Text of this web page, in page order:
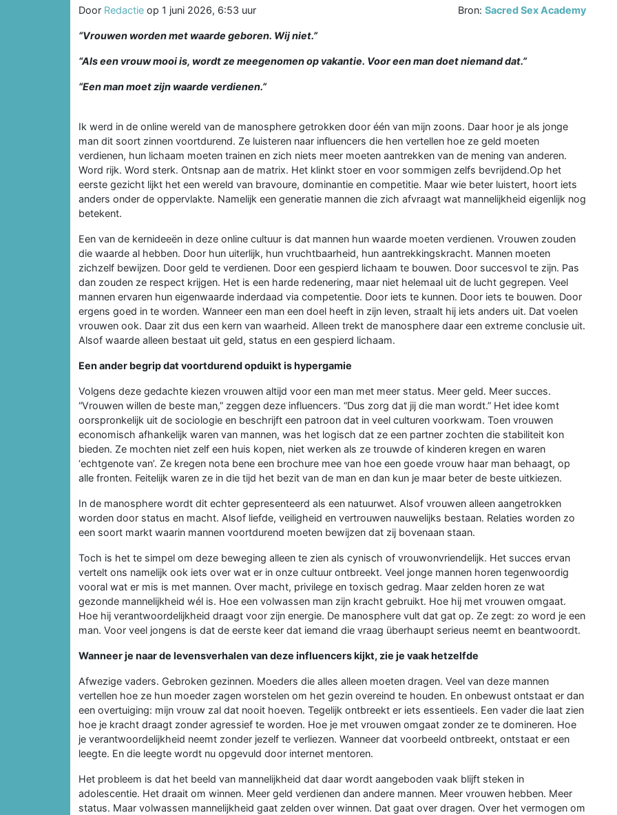
Door Redactie op 1 juni 2026, 6:53 uur Bron:Sacred Sex Academy
“Vrouwen worden met waarde geboren. Wij niet.”
“Als een vrouw mooi is, wordt ze meegenomen op vakantie. Voor een man doet niemand dat.”
“Een man moet zijn waarde verdienen.”
Ik werd in de online wereld van de manosphere getrokken door één van mijn zoons. Daar hoor je als jonge
man dit soort zinnen voortdurend. Ze luisteren naar influencers die hen vertellen hoe ze geld moeten
verdienen, hun lichaam moeten trainen en zich niets meer moeten aantrekken van de mening van anderen.
Word rijk. Word sterk. Ontsnap aan de matrix. Het klinkt stoer en voor sommigen zelfs bevrijdend.Op het
eerste gezicht lijkt het een wereld van bravoure, dominantie en competitie. Maar wie beter luistert, hoort iets
anders onder de oppervlakte. Namelijk een generatie mannen die zich afvraagt wat mannelijkheid eigenlijk nog
betekent.
Een van de kernideeën in deze online cultuur is dat mannen hun waarde moeten verdienen. Vrouwen zouden
die waarde al hebben. Door hun uiterlijk, hun vruchtbaarheid, hun aantrekkingskracht. Mannen moeten
zichzelf bewijzen. Door geld te verdienen. Door een gespierd lichaam te bouwen. Door succesvol te zijn. Pas
dan zouden ze respect krijgen. Het is een harde redenering, maar niet helemaal uit de lucht gegrepen. Veel
mannen ervaren hun eigenwaarde inderdaad via competentie. Door iets te kunnen. Door iets te bouwen. Door
ergens goed in te worden. Wanneer een man een doel heeft in zijn leven, straalt hij iets anders uit. Dat voelen
vrouwen ook. Daar zit dus een kern van waarheid. Alleen trekt de manosphere daar een extreme conclusie uit.
Alsof waarde alleen bestaat uit geld, status en een gespierd lichaam.
Een ander begrip dat voortdurend opduikt is hypergamie
Volgens deze gedachte kiezen vrouwen altijd voor een man met meer status. Meer geld. Meer succes.
“Vrouwen willen de beste man,” zeggen deze influencers. “Dus zorg dat jij die man wordt.” Het idee komt
oorspronkelijk uit de sociologie en beschrijft een patroon dat in veel culturen voorkwam. Toen vrouwen
economisch afhankelijk waren van mannen, was het logisch dat ze een partner zochten die stabiliteit kon
bieden. Ze mochten niet zelf een huis kopen, niet werken als ze trouwde of kinderen kregen en waren
‘echtgenote van’. Ze kregen nota bene een brochure mee van hoe een goede vrouw haar man behaagt, op
alle fronten. Feitelijk waren ze in die tijd het bezit van de man en dan kun je maar beter de beste uitkiezen.
In de manosphere wordt dit echter gepresenteerd als een natuurwet. Alsof vrouwen alleen aangetrokken
worden door status en macht. Alsof liefde, veiligheid en vertrouwen nauwelijks bestaan. Relaties worden zo
een soort markt waarin mannen voortdurend moeten bewijzen dat zij bovenaan staan.
Toch is het te simpel om deze beweging alleen te zien als cynisch of vrouwonvriendelijk. Het succes ervan
vertelt ons namelijk ook iets over wat er in onze cultuur ontbreekt. Veel jonge mannen horen tegenwoordig
vooral wat er mis is met mannen. Over macht, privilege en toxisch gedrag. Maar zelden horen ze wat
gezonde mannelijkheid wél is. Hoe een volwassen man zijn kracht gebruikt. Hoe hij met vrouwen omgaat.
Hoe hij verantwoordelijkheid draagt voor zijn energie. De manosphere vult dat gat op. Ze zegt: zo word je een
man. Voor veel jongens is dat de eerste keer dat iemand die vraag überhaupt serieus neemt en beantwoordt.
Wanneer je naar de levensverhalen van deze influencers kijkt, zie je vaak hetzelfde
Afwezige vaders. Gebroken gezinnen. Moeders die alles alleen moeten dragen. Veel van deze mannen
vertellen hoe ze hun moeder zagen worstelen om het gezin overeind te houden. En onbewust ontstaat er dan
een overtuiging: mijn vrouw zal dat nooit hoeven. Tegelijk ontbreekt er iets essentieels. Een vader die laat zien
hoe je kracht draagt zonder agressief te worden. Hoe je met vrouwen omgaat zonder ze te domineren. Hoe
je verantwoordelijkheid neemt zonder jezelf te verliezen. Wanneer dat voorbeeld ontbreekt, ontstaat er een
leegte. En die leegte wordt nu opgevuld door internet mentoren.
Het probleem is dat het beeld van mannelijkheid dat daar wordt aangeboden vaak blijft steken in
adolescentie. Het draait om winnen. Meer geld verdienen dan andere mannen. Meer vrouwen hebben. Meer
status. Maar volwassen mannelijkheid gaat zelden over winnen. Dat gaat over dragen. Over het vermogen om